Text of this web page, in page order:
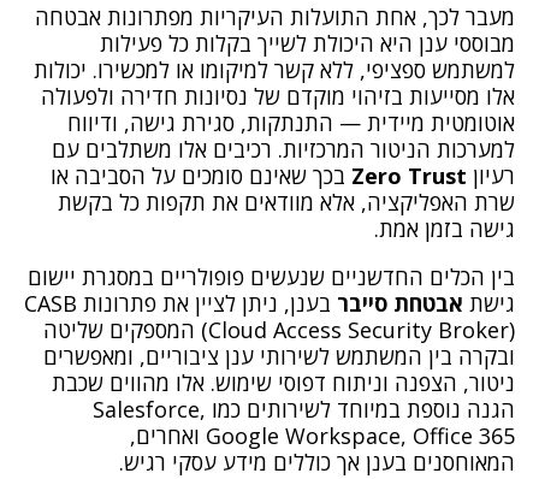
מעבר לכך, אחת התועלות העיקריות מפתרונות אבטחה
מבוססי ענן היא היכולת לשייך בקלות כל פעילות
למשתמש ספציפי, ללא קשר למיקומו או למכשירו. יכולות
אלו מסייעות בזיהוי מוקדם של נסיונות חדירה ולפעולה
אוטומטית מיידית — התנתקות, סגירת גישה, ודיווח
למערכות הניטור המרכזיות. רכיבים אלו משתלבים עם
רעיון Zero Trust בכך שאינם סומכים על הסביבה או
שרת האפליקציה, אלא מוודאים את תקפות כל בקשת
גישה בזמן אמת.
בין הכלים החדשניים שנעשים פופולריים במסגרת יישום
גישת אבטחת סייבר
בענן, ניתן לציין את פתרונות CASB
(Cloud Access Security Broker) המספקים שליטה
ובקרה בין המשתמש לשירותי ענן ציבוריים, ומאפשרים
ניטור, הצפנה וניתוח דפוסי שימוש. אלו מהווים שכבת
הגנה נוספת במיוחד לשירותים כמו Salesforce,
Google Workspace, Office 365 ואחרים,
המאוחסנים בענן אך כוללים מידע עסקי רגיש.